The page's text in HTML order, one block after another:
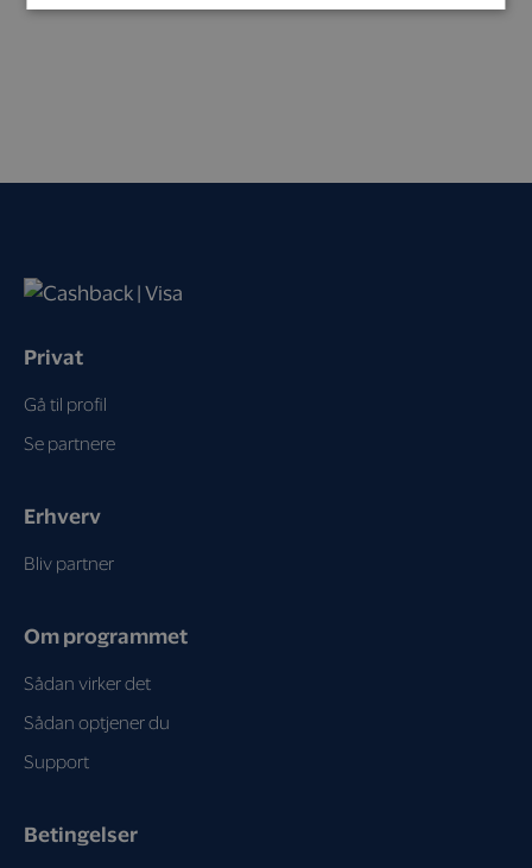
Privat
Gå til profil
Se partnere
Erhverv
Bliv partner
Om programmet
Sådan virker det
Sådan optjener du
Support
Betingelser